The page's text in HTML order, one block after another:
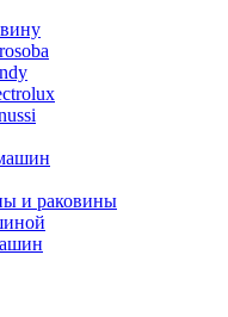
и раковины